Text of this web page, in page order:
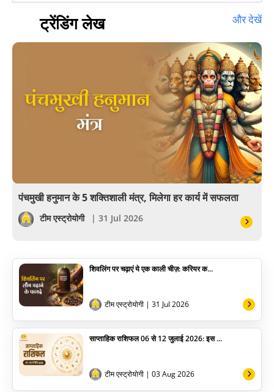
हस्तरेखा शास्त्र
बॉलीवुड
खेल
सेलिब्रिटी
योग
अन्य
ट्रेंडिंग लेख और देखें
पंचमुखी हनुमान के 5 शक्तिशाली मंत्र, मिलेगा हर कार्य में सफलता
टीम एस्ट्रोयोगी | 31 Jul 2026
शिवलिंग पर चढ़ाएं ये एक काली चीज़: करियर क...
टीम एस्ट्रोयोगी | 31 Jul 2026
साप्ताहिक राशिफल 06 से 12 जुलाई 2026: इस ...
टीम एस्ट्रोयोगी | 03 Aug 2026